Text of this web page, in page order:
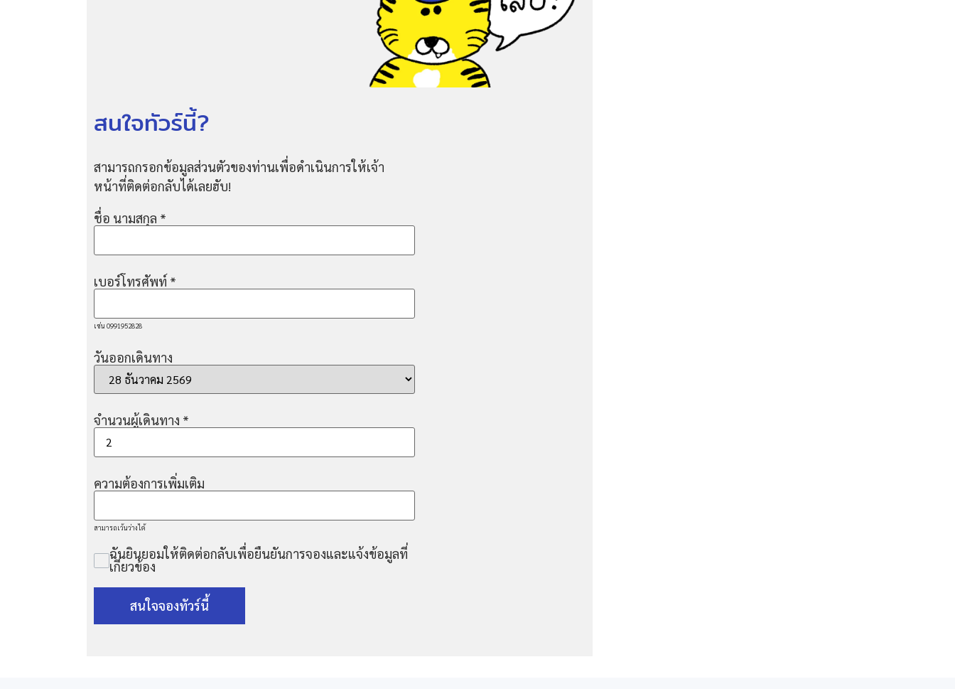
สนใจทัวร์นี้?
สามารถกรอกข้อมูลส่วนตัวของท่านเพื่อดำเนินการให้เจ้า
หน้าที่ติดต่อกลับได้เลยฮับ!
ชื่อ นามสกุล *
เบอร์โทรศัพท์ *
เช่น 0991952828
วันออกเดินทาง
จำนวนผู้เดินทาง *
ความต้องการเพิ่มเติม
สามารถเว้นว่างได้
ฉันยินยอมให้ติดต่อกลับเพื่อยืนยันการจองและแจ้งข้อมูลที่
เกี่ยวข้อง
สนใจจองทัวร์นี้